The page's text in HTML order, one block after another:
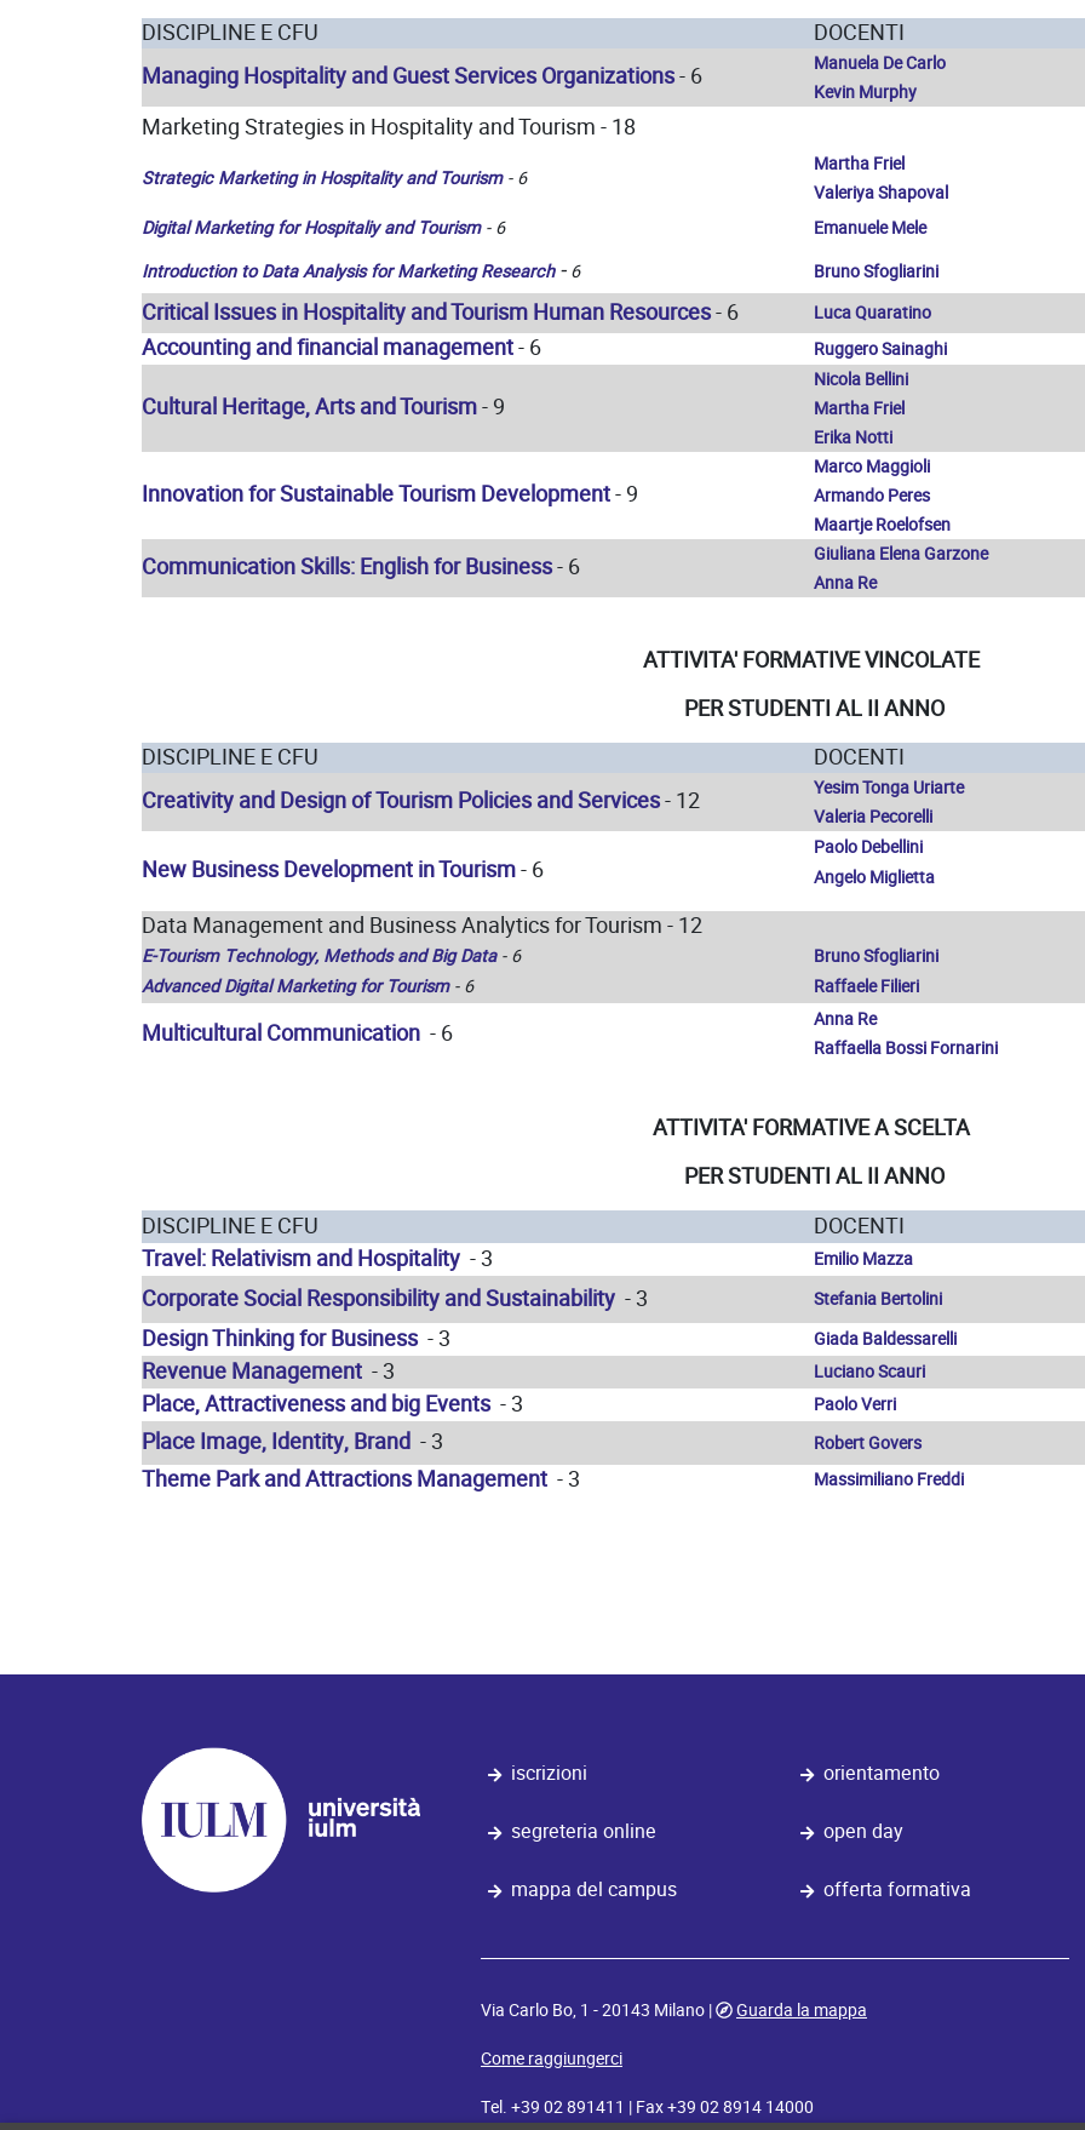
DISCIPLINE E CFU
DOCENTI
Managing Hospitality and Guest Services Organizations- 6
Manuela De Carlo
Kevin Murphy
Marketing Strategies in Hospitality and Tourism - 18
Strategic Marketing in Hospitality and Tourism - 6
Martha Friel
Valeriya Shapoval
Digital Marketing for Hospitaliy and Tourism- 6 Emanuele Mele
Introduction to Data Analysis for Marketing Research -6 Bruno Sfogliarini
Critical Issues in Hospitality and Tourism Human Resources- 6 Luca Quaratino
Accounting and financial management- 6 Ruggero Sainaghi
Cultural Heritage, Arts and Tourism- 9
Nicola Bellini
Martha Friel
Erika Notti
Innovation for Sustainable Tourism Development- 9
Marco Maggioli
Armando Peres
Maartje Roelofsen
Communication Skills: English for Business- 6
Giuliana Elena Garzone
Anna Re
ATTIVITA' FORMATIVE VINCOLATE
PER STUDENTI AL II ANNO
DISCIPLINE E CFU
DOCENTI
Creativity and Design of Tourism Policies and Services- 12
Yesim Tonga Uriarte
Valeria Pecorelli
New Business Development in Tourism- 6
Paolo Debellini
Angelo Miglietta
Data Management and Business Analytics for Tourism - 12
E-Tourism Technology, Methods and Big Data- 6 Bruno Sfogliarini
Advanced Digital Marketing for Tourism- 6 Raffaele Filieri
Multicultural Communication - 6
Anna Re
Raffaella Bossi Fornarini
ATTIVITA' FORMATIVE A SCELTA
PER STUDENTI AL II ANNO
DISCIPLINE E CFU
DOCENTI
Travel: Relativism and Hospitality - 3 Emilio Mazza
Corporate Social Responsibility and Sustainability - 3 Stefania Bertolini
Design Thinking for Business - 3 Giada Baldessarelli
Revenue Management - 3 Luciano Scauri
Place, Attractiveness and big Events - 3 Paolo Verri
Place Image, Identity, Brand - 3 Robert Govers
Theme Park and Attractions Management - 3 Massimiliano Freddi
iscrizioni
segreteria online
mappa del campus
orientamento
open day
offerta formativa
Via Carlo Bo, 1 - 20143 Milano |
Guarda la mappa
Come raggiungerci
Tel. +39 02 891411 | Fax +39 02 8914 14000